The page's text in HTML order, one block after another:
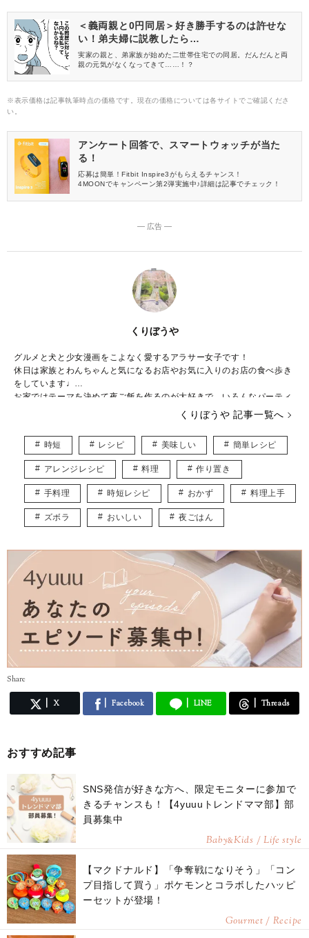
＜義両親と0円同居＞好き勝手するのは許せな
い！弟夫婦に説教したら…
実家の親と、弟家族が始めた二世帯住宅での同居。だんだんと両
親の元気がなくなってきて……！？
※表示価格は記事執筆時点の価格です。現在の価格については各サイトでご確認くださ
い。
アンケート回答で、スマートウォッチが当た
る！
応募は簡単！Fitbit Inspire3がもらえるチャンス！
4MOONでキャンペーン第2弾実施中♪詳細は記事でチェック！
― 広告 ―
くりぼうや
グルメと犬と少女漫画をこよなく愛するアラサー女子です！
休日は家族とわんちゃんと気になるお店やお気に入りのお店の食べ歩き
をしています♩
お家ではテーマを決めて夜ご飯を作るのが大好きで、いろんなパーティ
みなさんにはワクワクするような記事をお届けできるように頑張りま
す！
くりぼうや 記事一覧へ
時短 レシピ 美味しい 簡単レシピ
アレンジレシピ 料理 作り置き
手料理 時短レシピ おかず 料理上手
ズボラ おいしい 夜ごはん
Share
X Facebook LINE Threads
おすすめ記事
SNS発信が好きな方へ、限定モニターに参加で
きるチャンスも！【4yuuuトレンドママ部】部
員募集中
Baby&Kids / Life style
【マクドナルド】「争奪戦になりそう」「コン
プ目指して買う」ポケモンとコラボしたハッピ
ーセットが登場！
Gourmet / Recipe